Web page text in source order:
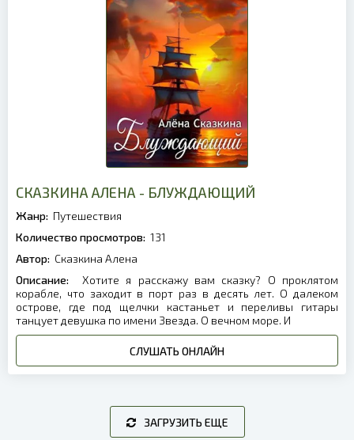
СКАЗКИНА АЛЕНА - БЛУЖДАЮЩИЙ
Жанр: Путешествия
Количество просмотров: 131
Автор: Сказкина Алена
Описание:
Хотите я расскажу вам сказку? О проклятом
корабле, что заходит в порт раз в десять лет. О далеком
острове, где под щелчки кастаньет и переливы гитары
танцует девушка по имени Звезда. О вечном море. И
СЛУШАТЬ ОНЛАЙН
ЗАГРУЗИТЬ ЕЩЕ